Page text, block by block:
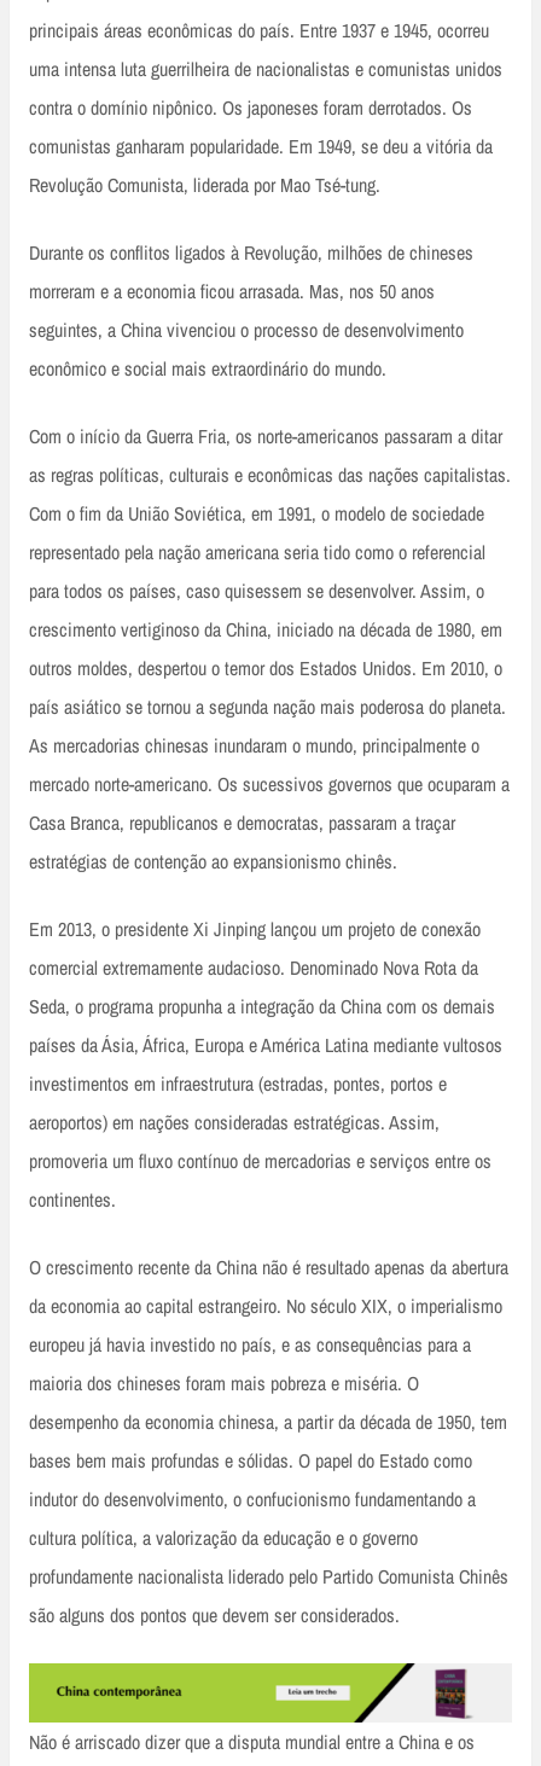
principais áreas econômicas do país. Entre 1937 e 1945, ocorreu
uma intensa luta guerrilheira de nacionalistas e comunistas unidos
contra o domínio nipônico. Os japoneses foram derrotados. Os
comunistas ganharam popularidade. Em 1949, se deu a vitória da
Revolução Comunista, liderada por Mao Tsé-tung.
Durante os conflitos ligados à Revolução, milhões de chineses
morreram e a economia ficou arrasada. Mas, nos 50 anos
seguintes, a China vivenciou o processo de desenvolvimento
econômico e social mais extraordinário do mundo.
Com o início da Guerra Fria, os norte-americanos passaram a ditar
as regras políticas, culturais e econômicas das nações capitalistas.
Com o fim da União Soviética, em 1991, o modelo de sociedade
representado pela nação americana seria tido como o referencial
para todos os países, caso quisessem se desenvolver. Assim, o
crescimento vertiginoso da China, iniciado na década de 1980, em
outros moldes, despertou o temor dos Estados Unidos. Em 2010, o
país asiático se tornou a segunda nação mais poderosa do planeta.
As mercadorias chinesas inundaram o mundo, principalmente o
mercado norte-americano. Os sucessivos governos que ocuparam a
Casa Branca, republicanos e democratas, passaram a traçar
estratégias de contenção ao expansionismo chinês.
Em 2013, o presidente Xi Jinping lançou um projeto de conexão
comercial extremamente audacioso. Denominado Nova Rota da
Seda, o programa propunha a integração da China com os demais
países da Ásia, África, Europa e América Latina mediante vultosos
investimentos em infraestrutura (estradas, pontes, portos e
aeroportos) em nações consideradas estratégicas. Assim,
promoveria um fluxo contínuo de mercadorias e serviços entre os
continentes.
O crescimento recente da China não é resultado apenas da abertura
da economia ao capital estrangeiro. No século XIX, o imperialismo
europeu já havia investido no país, e as consequências para a
maioria dos chineses foram mais pobreza e miséria. O
desempenho da economia chinesa, a partir da década de 1950, tem
bases bem mais profundas e sólidas. O papel do Estado como
indutor do desenvolvimento, o confucionismo fundamentando a
cultura política, a valorização da educação e o governo
profundamente nacionalista liderado pelo Partido Comunista Chinês
são alguns dos pontos que devem ser considerados.
Não é arriscado dizer que a disputa mundial entre a China e os